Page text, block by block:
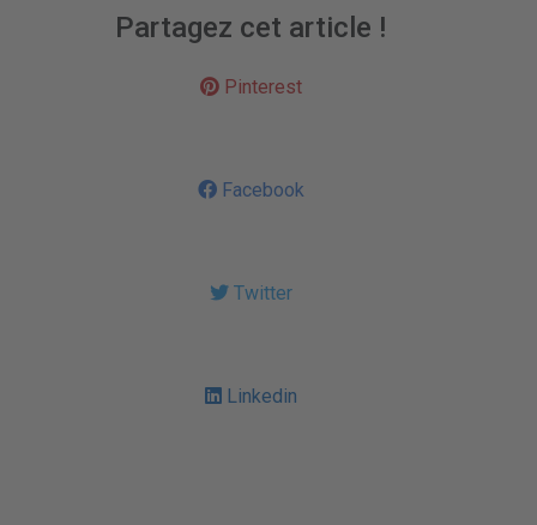
Partagez cet article !
Pinterest
Facebook
Twitter
Linkedin